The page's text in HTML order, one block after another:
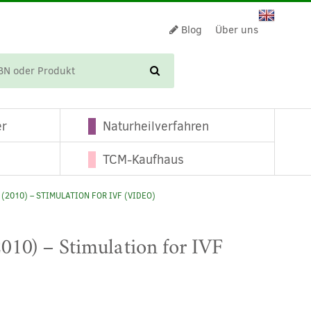
Blog Über uns
Naturheilverfahren
TCM-Kaufhaus
– STIMULATION FOR IVF (VIDEO)
– Stimulation for IVF